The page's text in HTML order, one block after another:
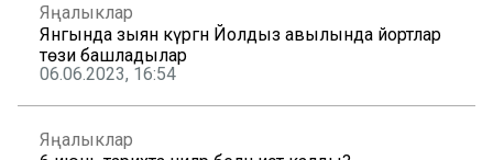
Яңалыклар
Янгында зыян күргән Йолдыз авылында йортлар
төзи башладылар
06.06.2023, 16:54
Яңалыклар